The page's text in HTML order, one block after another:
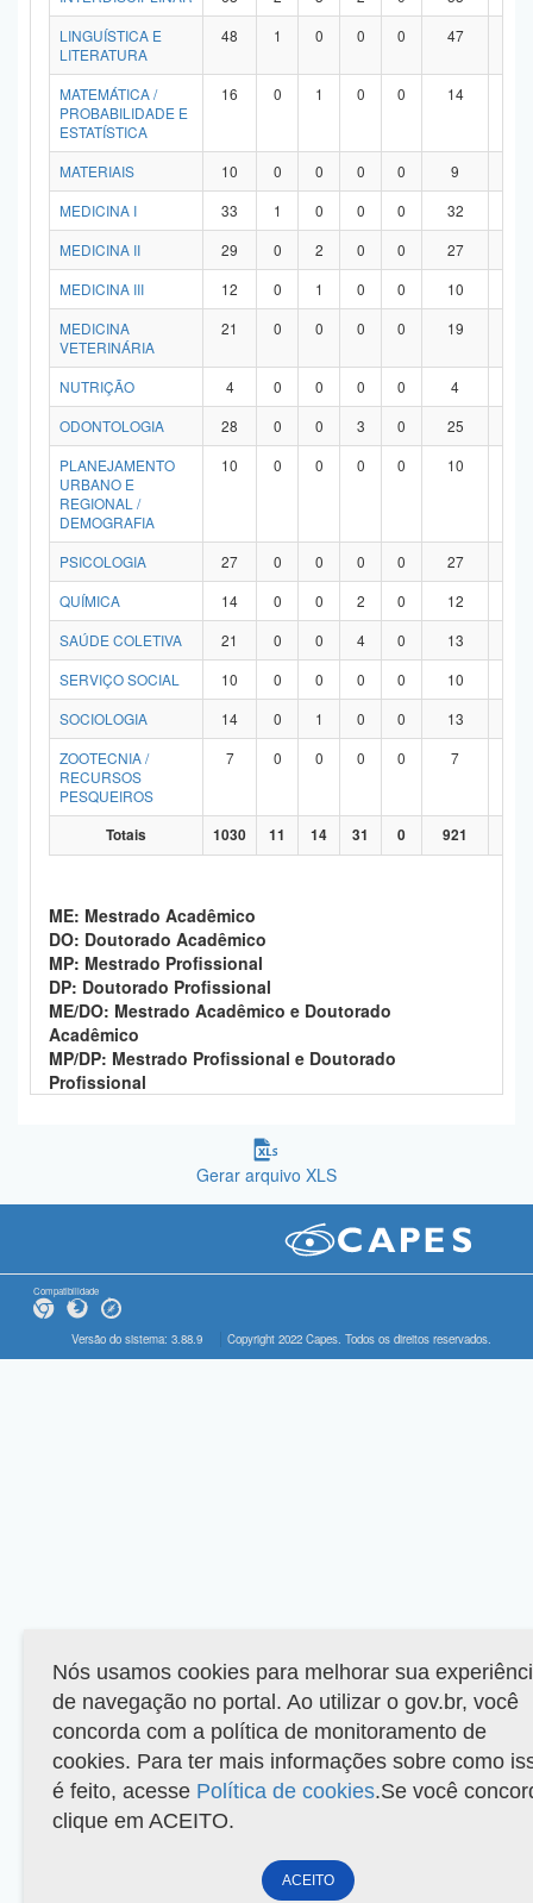
LINGUÍSTICA E
LITERATURA
48 1 0 0 0 47
MATEMÁTICA /
PROBABILIDADE E
ESTATÍSTICA
16 0 1 0 0 14
MATERIAIS 10 0 0 0 0 9
MEDICINA I
33 1 0 0 0 32
MEDICINA II
29 0 2 0 0 27
MEDICINA III
12 0 1 0 0 10
MEDICINA
VETERINÁRIA
21 0 0 0 0 19
NUTRIÇÃO 4 0 0 0 0 4
ODONTOLOGIA
28 0 0 3 0 25
PLANEJAMENTO
URBANO E
REGIONAL /
DEMOGRAFIA
10 0 0 0 0 10
PSICOLOGIA 27 0 0 0 0 27
QUÍMICA
14 0 0 2 0 12
SAÚDE COLETIVA
21 0 0 4 0 13
SERVIÇO SOCIAL
10 0 0 0 0 10
SOCIOLOGIA
14 0 1 0 0 13
ZOOTECNIA /
RECURSOS
PESQUEIROS
7 0 0 0 0 7
Totais 1030 11 14 31 0 921
ME: Mestrado Acadêmico
DO: Doutorado Acadêmico
MP: Mestrado Profissional
DP: Doutorado Profissional
ME/DO: Mestrado Acadêmico e Doutorado
Acadêmico
MP/DP: Mestrado Profissional e Doutorado
Profissional
Gerar arquivo XLS
Compatibilidade
Versão do sistema: 3.88.9 Copyright 2022 Capes. Todos os direitos reservados.
Nós usamos cookies para melhorar sua
de navegação no portal. Ao utilizar o gov.br, você
concorda com a política de monitoramento de
cookies. Para ter mais informações sobre como
é feito, acesse Política de cookies.Se você
clique em ACEITO.
ACEITO